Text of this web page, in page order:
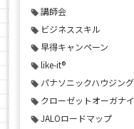
講師会
ビジネススキル
早得キャンペーン
like-it®
パナソニックハウジン
クローゼットオーガナ
JALOロードマップ